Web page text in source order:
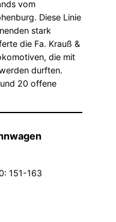
vom
Diese Linie
stark
die Fa. Krauß &
die mit
durften.
20 offene
151-163